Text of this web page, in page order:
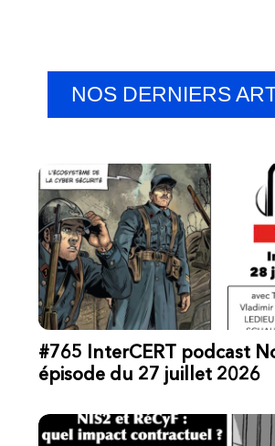
NOS DERNIERS
#765 InterCERT podcast
épisode du 27 juillet 2026